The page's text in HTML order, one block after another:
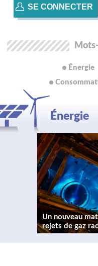
SE CONNECTER
Énergie
Énergie
Un nouveau
rejets de gaz